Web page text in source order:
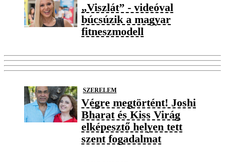
„Viszlát” - videóval
búcsúzik a magyar
fitneszmodell
SZERELEM
Végre megtörtént! Joshi
Bharat és Kiss Virág
elképesztő helyen tett
szent fogadalmat